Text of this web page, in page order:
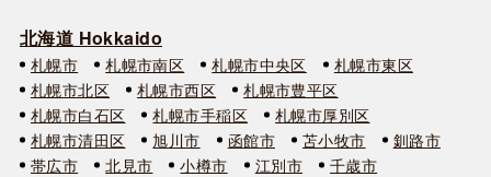
北海道 Hokkaido
札幌市 札幌市南区 札幌市中央区
札幌市東区
札幌市北区
札幌市西区
札幌市豊平区
札幌市白石区
札幌市手稲区
札幌市厚別区
札幌市清田区
旭川市 函館市 苫小牧市
釧路市
帯広市
北見市 小樽市 江別市
千歳市